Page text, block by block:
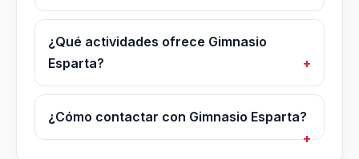
¿Qué actividades ofrece Gimnasio
Esparta?
¿Cómo contactar con Gimnasio Esparta?